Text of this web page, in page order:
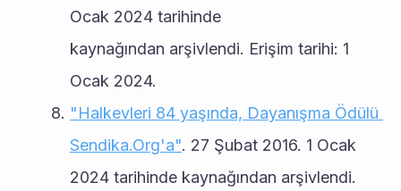
Ocak 2024 tarihinde
kaynağından arşivlendi. Erişim tarihi: 1
Ocak 2024.
"Halkevleri 84 yaşında, Dayanışma Ödülü
Sendika.Org'a". 27 Şubat 2016. 1 Ocak
2024 tarihinde kaynağından arşivlendi.